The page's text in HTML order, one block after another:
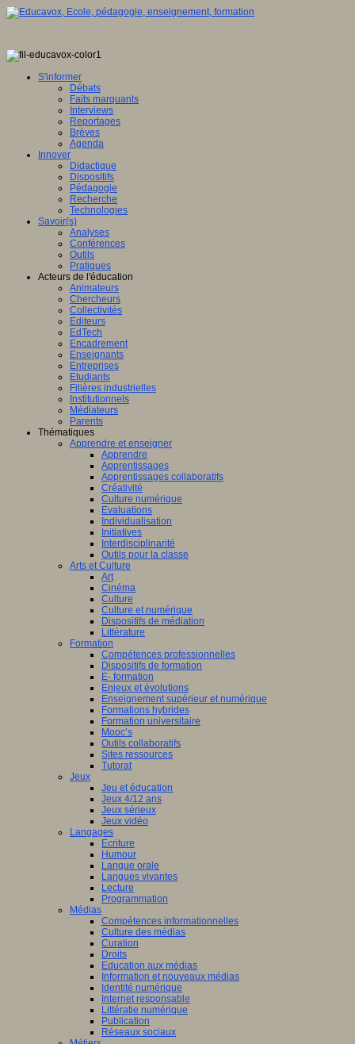
S'informer
Débats
Faits marquants
Interviews
Reportages
Brèves
Agenda
Innover
Didactique
Dispositifs
Pédagogie
Recherche
Technologies
Savoir(s)
Analyses
Conférences
Outils
Pratiques
Acteurs de l'éducation
Animateurs
Chercheurs
Collectivités
Editeurs
EdTech
Encadrement
Enseignants
Entreprises
Etudiants
Filières industrielles
Institutionnels
Médiateurs
Parents
Thématiques
Apprendre et enseigner
Apprendre
Apprentissages
Apprentissages collaboratifs
Créativité
Culture numérique
Evaluations
Individualisation
Initiatives
Interdisciplinarité
Outils pour la classe
Arts et Culture
Art
Cinéma
Culture
Culture et numérique
Dispositifs de médiation
Littérature
Formation
Compétences professionnelles
Dispositifs de formation
E- formation
Enjeux et évolutions
Enseignement supérieur et numérique
Formations hybrides
Formation universitaire
Mooc’s
Outils collaboratifs
Sites ressources
Tutorat
Jeux
Jeu et éducation
Jeux 4/12 ans
Jeux sérieux
Jeux vidéo
Langages
Ecriture
Humour
Langue orale
Langues vivantes
Lecture
Programmation
Médias
Compétences informationnelles
Culture des médias
Curation
Droits
Education aux médias
Information et nouveaux médias
Identité numérique
Internet responsable
Littératie numérique
Publication
Réseaux sociaux